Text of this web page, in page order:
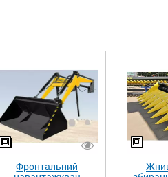
Фронтальний